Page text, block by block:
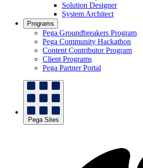
Solution Designer
System Architect
Programs
Pega Groundbreakers Program
Pega Community Hackathon
Content Contributor Program
Client Programs
Pega Partner Portal
Pega Sites